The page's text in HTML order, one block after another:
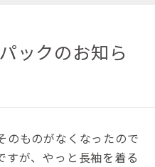
ックのお知ら
のものがなくなったので
すが、やっと長袖を着る